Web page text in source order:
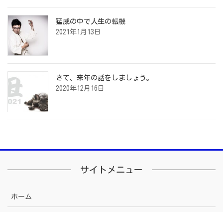
猛威の中で人生の転機
2021年1月13日
さて、来年の話をしましょう。
2020年12月16日
サイトメニュー
ホーム